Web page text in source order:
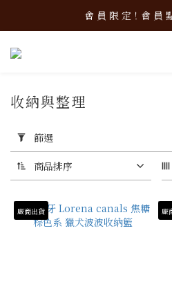
新 品 上 架！超 質 感 韓 系
會 員 限 定！會 員
新 品 上 架！超 質 感 韓 系
用
篩
選
(0/20)
價格
(NT$)
收納與整理
篩選
商品排序
廠商出貨 廠